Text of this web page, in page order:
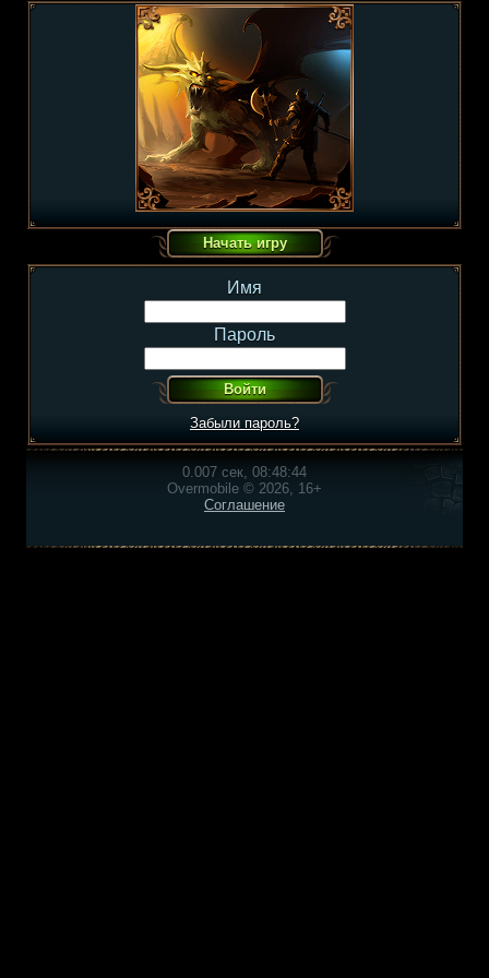
Имя
Пароль
Забыли пароль?
0.007 сек, 08:48:44
Overmobile © 2026, 16+
Соглашение